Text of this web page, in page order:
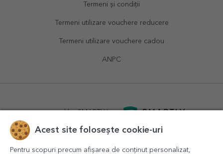
Termeni și condiții
Termeni utilizare vouchere reducere
Termeni utilizare vouchere cadou
ANPC
powered bySMARTLY.ro
Acest site folosește cookie-uri
Pentru scopuri precum afișarea de conținut personalizat,